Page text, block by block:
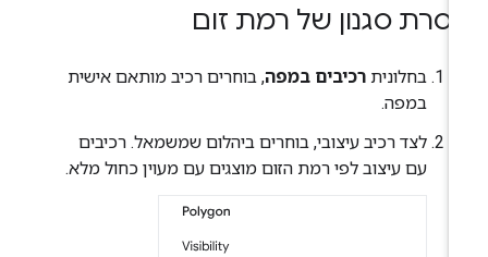
סגנון של רמת זום
בחלוניתרכיבים במפה, בוחרים רכיב מותאם אישית
במפה.
לצד רכיב עיצובי, בוחרים ביהלום שמשמאל. רכיבים
עם עיצוב לפי רמת הזום מוצגים עם מעוין כחול מלא.